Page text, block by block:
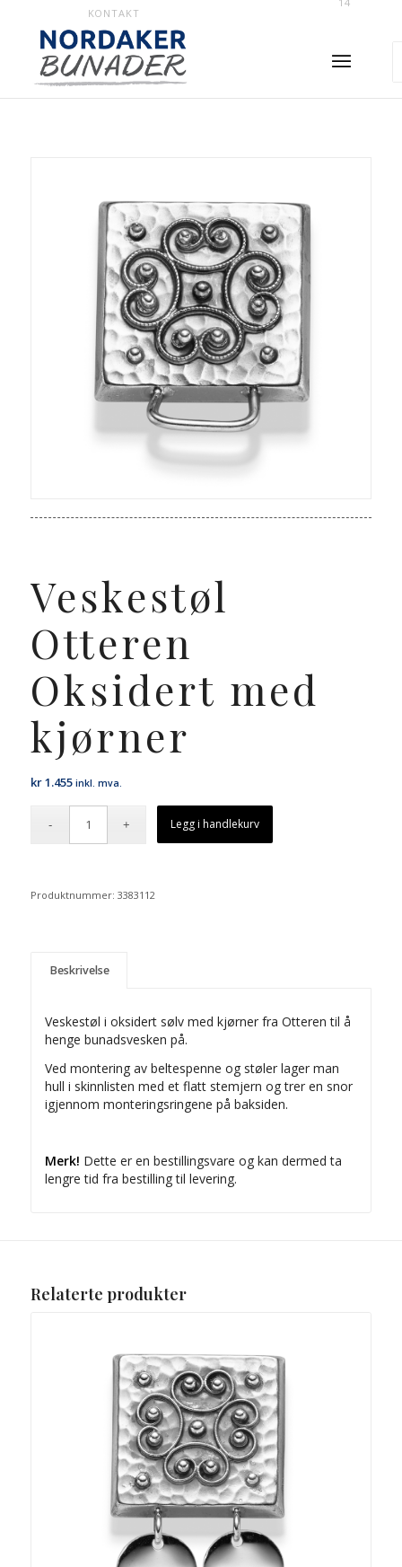
KONTAKT
Veskestøl
Otteren
Oksidert med
kjørner
kr1.455 inkl. mva.
Legg i handlekurv
Produktnummer: 3383112
Beskrivelse
Veskestøl i oksidert sølv med kjørner fra Otteren til å
henge bunadsvesken på.
Ved montering av beltespenne og støler lager man
hull i skinnlisten med et flatt stemjern og trer en snor
igjennom monteringsringene på baksiden.
Merk! Dette er en bestillingsvare og kan dermed ta
lengre tid fra bestilling til levering.
Relaterte produkter